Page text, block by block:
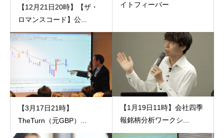
【12月21日20時】【ザ・
ロマンスコード】公...
イトフィーバー
【3月17日21時】
TheTurn（元GBP）...
【1月19日11時】会社四季
報銘柄分析ワークシ...